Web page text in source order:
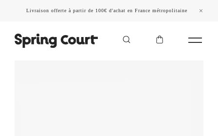
Livraison offerte à partir de 100€ d'achat en France métropolitaine